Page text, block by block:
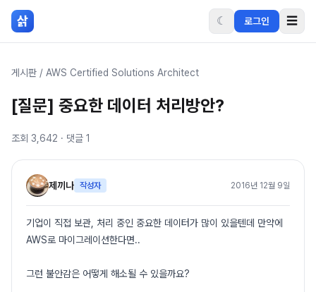
본문 바로가기
삵 ☾ 로그인 ☰
게시판 / AWS Certified Solutions Architect
[질문] 중요한 데이터 처리방안?
조회 3,642 · 댓글 1
제끼나 작성자 2016년 12월 9일
기업이 직접 보관, 처리 중인 중요한 데이터가 많이 있을텐데 만약에
AWS로 마이그레이션한다면..
그런 불안감은 어떻게 해소될 수 있을까요?